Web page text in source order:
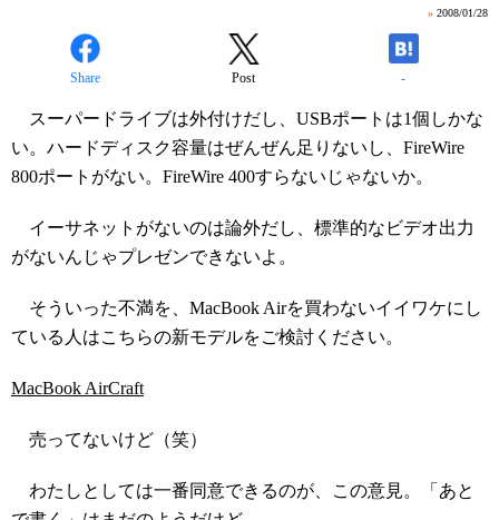
» 2008/01/28
Share Post -
スーパードライブは外付けだし、USBポートは1個しかな
い。ハードディスク容量はぜんぜん足りないし、FireWire
800ポートがない。FireWire 400すらないじゃないか。
イーサネットがないのは論外だし、標準的なビデオ出力
がないんじゃプレゼンできないよ。
そういった不満を、MacBook Airを買わないイイワケにし
ている人はこちらの新モデルをご検討ください。
MacBook AirCraft
売ってないけど（笑）
わたしとしては一番同意できるのが、この意見。「あと